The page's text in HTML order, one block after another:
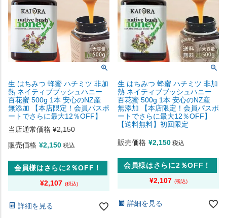
生 はちみつ 蜂蜜 ハチミツ 非加
熱 ネイティブブッシュハニー
百花蜜 500g 1本 安心のNZ産
無添加 【本店限定！会員パスポ
ートでさらに最大12％OFF】
当店通常価格 ¥2,150
販売価格 ¥2,150 税込
会員様はさらに2％OFF！
¥2,107
詳細を見る
生 はちみつ 蜂蜜 ハチミツ 非加
熱 ネイティブブッシュハニー
百花蜜 500g 1本 安心のNZ産
無添加 【本店限定！会員パスポ
ートでさらに最大12％OFF】
【送料無料】初回限定
販売価格 ¥2,150 税込
会員様はさらに2％OFF！
¥2,107
詳細を見る